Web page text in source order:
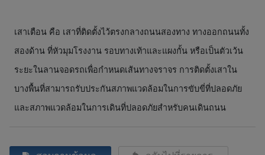
เสาเตือน คือ เสาที่ติดตั้งไว้ตรงกลางถนนสองทาง ทางออกถนนทั้ง
สองด้าน ที่หัวมุมโรงงาน รอบทางเท้าและแผงกั้น หรือเป็นตัวเว้น
ระยะในลานจอดรถเพื่อกำหนดเส้นทางจราจร การติดตั้งเสาใน
บางพื้นที่สามารถรับประกันสภาพแวดล้อมในการขับขี่ที่ปลอดภัย
และสภาพแวดล้อมในการเดินที่ปลอดภัยสำหรับคนเดินถนน